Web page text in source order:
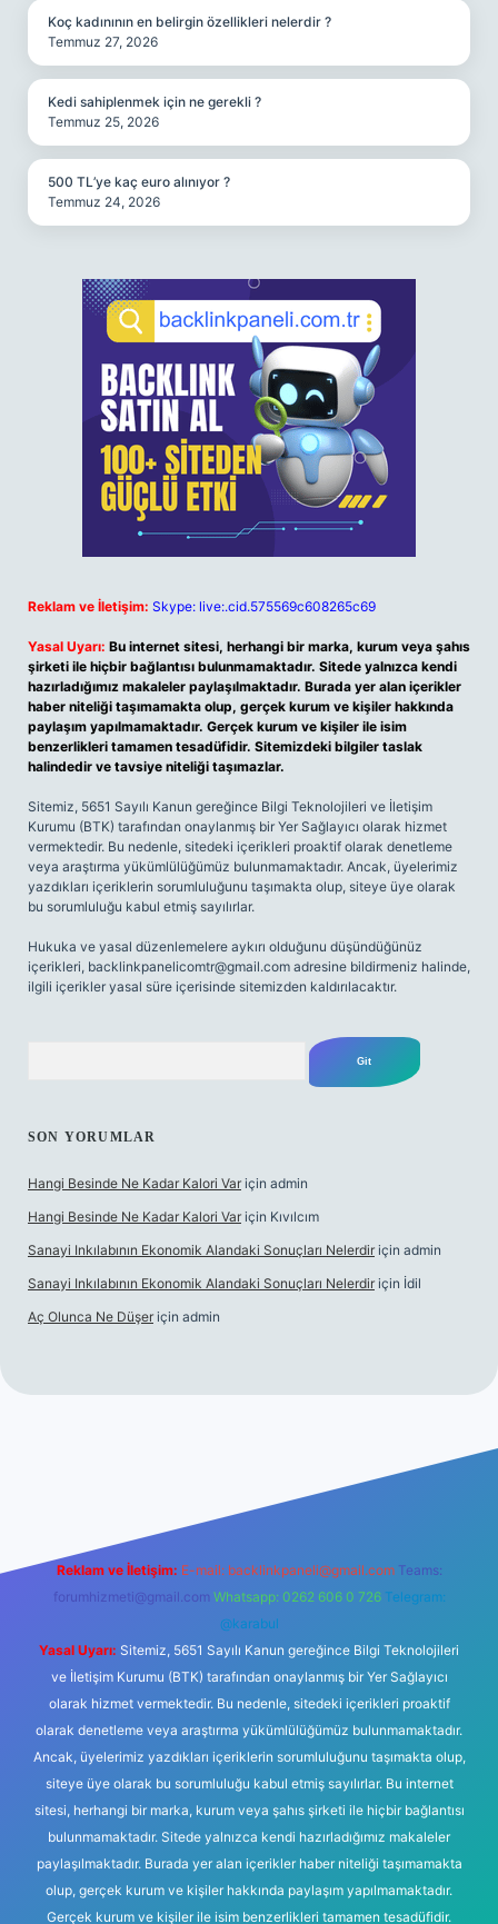
Koç kadınının en belirgin özellikleri nelerdir ?
Temmuz 27, 2026
Kedi sahiplenmek için ne gerekli ?
Temmuz 25, 2026
500 TL’ye kaç euro alınıyor ?
Temmuz 24, 2026
Reklam ve İletişim: Skype: live:.cid.575569c608265c69
Yasal Uyarı: Bu internet sitesi, herhangi bir marka, kurum veya şahıs
şirketi ile hiçbir bağlantısı bulunmamaktadır. Sitede yalnızca kendi
hazırladığımız makaleler paylaşılmaktadır. Burada yer alan içerikler
haber niteliği taşımamakta olup, gerçek kurum ve kişiler hakkında
paylaşım yapılmamaktadır. Gerçek kurum ve kişiler ile isim
benzerlikleri tamamen tesadüfidir. Sitemizdeki bilgiler taslak
halindedir ve tavsiye niteliği taşımazlar.
Sitemiz, 5651 Sayılı Kanun gereğince Bilgi Teknolojileri ve İletişim
Kurumu (BTK) tarafından onaylanmış bir Yer Sağlayıcı olarak hizmet
vermektedir. Bu nedenle, sitedeki içerikleri proaktif olarak denetleme
veya araştırma yükümlülüğümüz bulunmamaktadır. Ancak, üyelerimiz
yazdıkları içeriklerin sorumluluğunu taşımakta olup, siteye üye olarak
bu sorumluluğu kabul etmiş sayılırlar.
Hukuka ve yasal düzenlemelere aykırı olduğunu düşündüğünüz
içerikleri, backlinkpanelicomtr@gmail.com adresine bildirmeniz halinde,
ilgili içerikler yasal süre içerisinde sitemizden kaldırılacaktır.
SON YORUMLAR
Hangi Besinde Ne Kadar Kalori Var için admin
Hangi Besinde Ne Kadar Kalori Var için Kıvılcım
Sanayi Inkılabının Ekonomik Alandaki Sonuçları Nelerdir için admin
Sanayi Inkılabının Ekonomik Alandaki Sonuçları Nelerdir için İdil
Aç Olunca Ne Düşer için admin
Reklam ve İletişim: E-mail: backlinkpaneli@gmail.com Teams:
forumhizmeti@gmail.com Whatsapp: 0262 606 0 726 Telegram:
@karabul
Yasal Uyarı: Sitemiz, 5651 Sayılı Kanun gereğince Bilgi Teknolojileri
ve İletişim Kurumu (BTK) tarafından onaylanmış bir Yer Sağlayıcı
olarak hizmet vermektedir. Bu nedenle, sitedeki içerikleri proaktif
olarak denetleme veya araştırma yükümlülüğümüz bulunmamaktadır.
Ancak, üyelerimiz yazdıkları içeriklerin sorumluluğunu taşımakta olup,
siteye üye olarak bu sorumluluğu kabul etmiş sayılırlar. Bu internet
sitesi, herhangi bir marka, kurum veya şahıs şirketi ile hiçbir bağlantısı
bulunmamaktadır. Sitede yalnızca kendi hazırladığımız makaleler
paylaşılmaktadır. Burada yer alan içerikler haber niteliği taşımamakta
olup, gerçek kurum ve kişiler hakkında paylaşım yapılmamaktadır.
Gerçek kurum ve kişiler ile isim benzerlikleri tamamen tesadüfidir.